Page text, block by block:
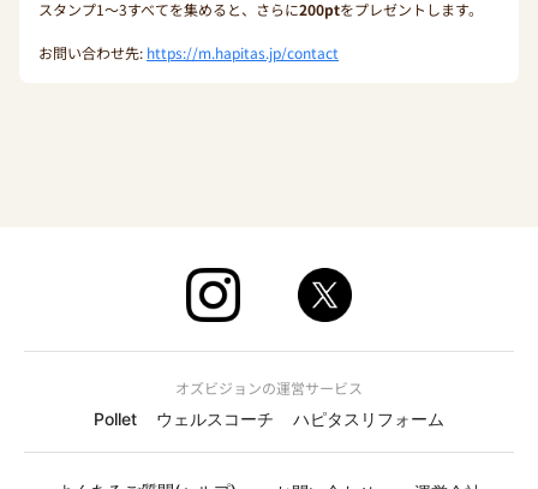
スタンプ1〜3すべてを集めると、さらに200ptをプレゼントします。
お問い合わせ先: https://m.hapitas.jp/contact
オズビジョンの運営サービス
Pollet
ウェルスコーチ ハピタスリフォーム